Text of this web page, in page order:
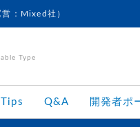
：Mixed社）
Type
Tips Q&A 開発者ポ